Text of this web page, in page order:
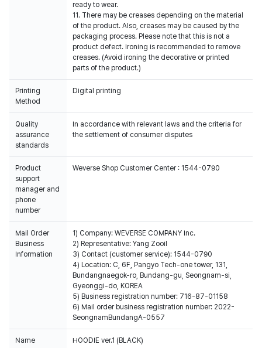
ready to wear.
11. There may be creases depending on the material
of the product. Also, creases may be caused by the
packaging process. Please note that this is not a
product defect. Ironing is recommended to remove
creases. (Avoid ironing the decorative or printed
parts of the product.)
Printing
Method
Digital printing
Quality
assurance
standards
In accordance with relevant laws and the criteria for
the settlement of consumer disputes
Product
support
manager and
phone
number
Weverse Shop Customer Center : 1544-0790
Mail Order
Business
Information
1) Company: WEVERSE COMPANY Inc.
2) Representative: Yang Zooil
3) Contact (customer service): 1544-0790
4) Location: C, 6F, Pangyo Tech-one tower, 131,
Bundangnaegok-ro, Bundang-gu, Seongnam-si,
Gyeonggi-do, KOREA
5) Business registration number: 716-87-01158
6) Mail order business registration number: 2022-
SeongnamBundangA-0557
Name HOODIE ver.1 (BLACK)